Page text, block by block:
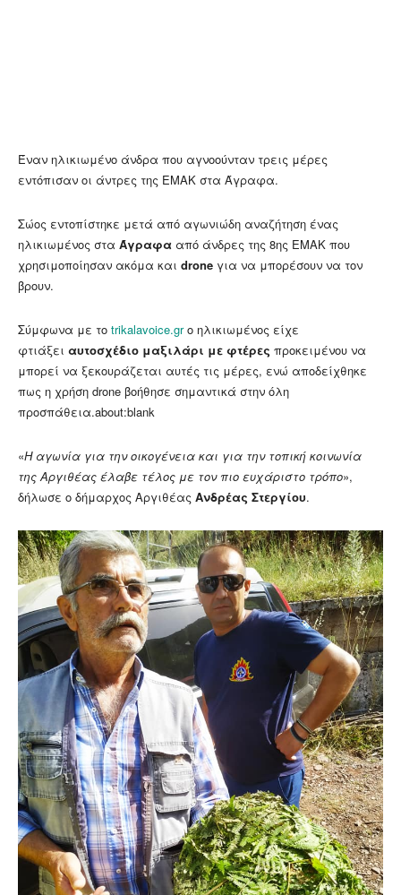
Έναν ηλικιωμένο άνδρα που αγνοούνταν τρεις μέρες
εντόπισαν οι άντρες της ΕΜΑΚ στα Άγραφα.
Σώος εντοπίστηκε μετά από αγωνιώδη αναζήτηση ένας
ηλικιωμένος στα Άγραφα από άνδρες της 8ης ΕΜΑΚ που
χρησιμοποίησαν ακόμα και drone για να μπορέσουν να τον
βρουν.
Σύμφωνα με το trikalavoice.gro ηλικιωμένος είχε
φτιάξει αυτοσχέδιο μαξιλάρι με φτέρες προκειμένου να
μπορεί να ξεκουράζεται αυτές τις μέρες, ενώ αποδείχθηκε
πως η χρήση drone βοήθησε σημαντικά στην όλη
προσπάθεια.about:blank
«Η αγωνία για την οικογένεια και για την τοπική κοινωνία
της Αργιθέας έλαβε τέλος με τον πιο ευχάριστο τρόπο»,
δήλωσε ο δήμαρχος Αργιθέας Ανδρέας Στεργίου.